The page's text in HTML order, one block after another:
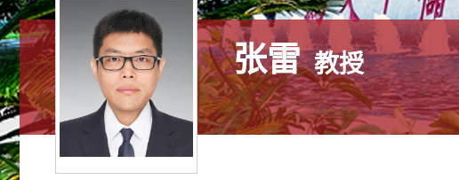
张雷 教授